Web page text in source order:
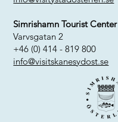
Simrishamn Tourist Center
Varvsgatan 2
+46 (0) 414 - 819 800
info@visitskanesydost.se